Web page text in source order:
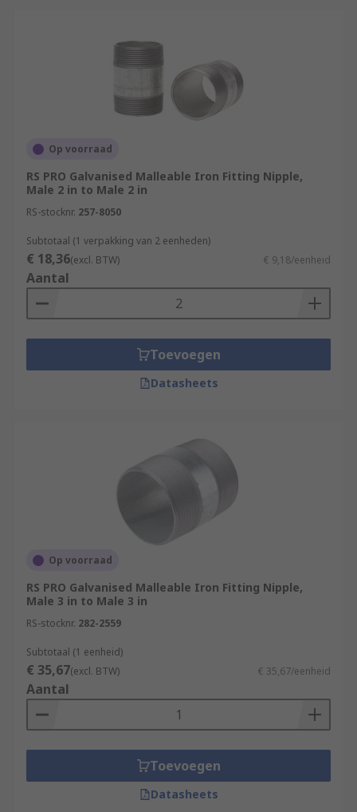
Op voorraad
RS PRO Galvanised Malleable Iron Fitting Nipple,
Male 2 in to Male 2 in
RS-stocknr. 257-8050
Subtotaal (1 verpakking van 2 eenheden)
€ 18,36(excl. BTW) € 9,18/eenheid
Aantal
Toevoegen
Datasheets
Op voorraad
RS PRO Galvanised Malleable Iron Fitting Nipple,
Male 3 in to Male 3 in
RS-stocknr. 282-2559
Subtotaal (1 eenheid)
€ 35,67(excl. BTW) € 35,67/eenheid
Aantal
Toevoegen
Datasheets